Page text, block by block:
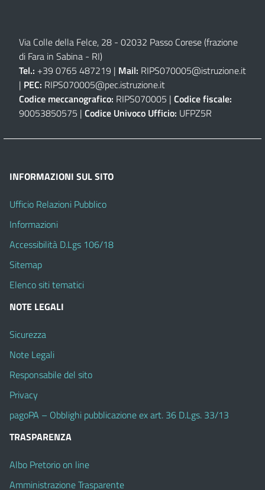
Via Colle della Felce, 28 - 02032 Passo Corese (frazione
di Fara in Sabina - RI)
Tel.: +39 0765 487219 | Mail: RIPS070005@istruzione.it
| PEC: RIPS070005@pec.istruzione.it
Codice meccanografico: RIPS070005 | Codice fiscale:
90053850575 | Codice Univoco Ufficio: UFPZ5R
INFORMAZIONI SUL SITO
Ufficio Relazioni Pubblico
Informazioni
Accessibilità D.Lgs 106/18
Sitemap
Elenco siti tematici
NOTE LEGALI
Sicurezza
Note Legali
Responsabile del sito
Privacy
pagoPA – Obblighi pubblicazione ex art. 36 D.Lgs. 33/13
TRASPARENZA
Albo Pretorio on line
Amministrazione Trasparente